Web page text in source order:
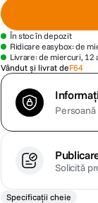
În stoc în depozit
Ridicare easybox: de
Livrare: de miercuri, 12
Vândut și livrat deF64
Solicită
Specificații cheie